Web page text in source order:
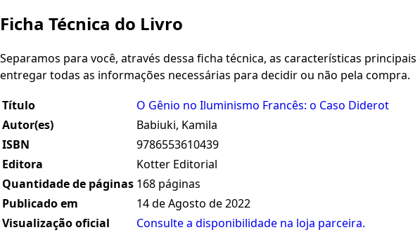
Ficha Técnica do Livro
Separamos para você, através dessa ficha técnica, as características
entregar todas as informações necessárias para decidir ou não pela compra.
Título
O Gênio no Iluminismo Francês: o Caso Diderot
Autor(es)
Babiuki, Kamila
ISBN
9786553610439
Editora
Kotter Editorial
Quantidade de páginas 168 páginas
Publicado em
14 de Agosto de 2022
Visualização oficial
Consulte a disponibilidade na loja parceira.